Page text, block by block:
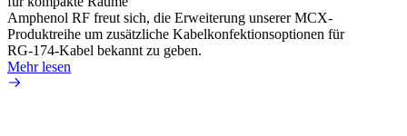
Amphenol RF freut sich, die Erweiterung unserer MCX-
Produktreihe um zusätzliche Kabelkonfektionsoptionen für
RG-174-Kabel bekannt zu geben.
Mehr lesen